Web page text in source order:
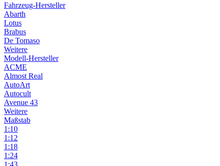
Fahrzeug-Hersteller
Abarth
Lotus
Brabus
De Tomaso
Weitere
Modell-Hersteller
ACME
Almost Real
AutoArt
Autocult
Avenue 43
Weitere
Maßstab
1:10
1:12
1:18
1:24
1:43